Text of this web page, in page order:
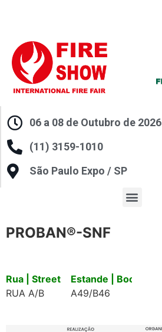
06 a 08 de Outubro de 2026
(11) 3159-1010
São Paulo Expo / SP
PROBAN®-SNF
Rua | Street
RUA A/B
Estande | Booth
A49/B46